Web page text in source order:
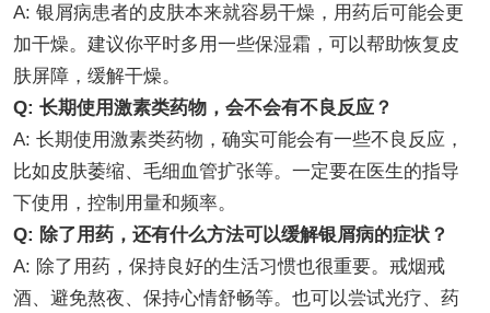
A: 银屑病患者的皮肤本来就容易干燥，用药后可能会更
加干燥。建议你平时多用一些保湿霜，可以帮助恢复皮
肤屏障，缓解干燥。
Q: 长期使用激素类药物，会不会有不良反应？
A: 长期使用激素类药物，确实可能会有一些不良反应，
比如皮肤萎缩、毛细血管扩张等。一定要在医生的指导
下使用，控制用量和频率。
Q: 除了用药，还有什么方法可以缓解银屑病的症状？
A: 除了用药，保持良好的生活习惯也很重要。戒烟戒
酒、避免熬夜、保持心情舒畅等。也可以尝试光疗、药